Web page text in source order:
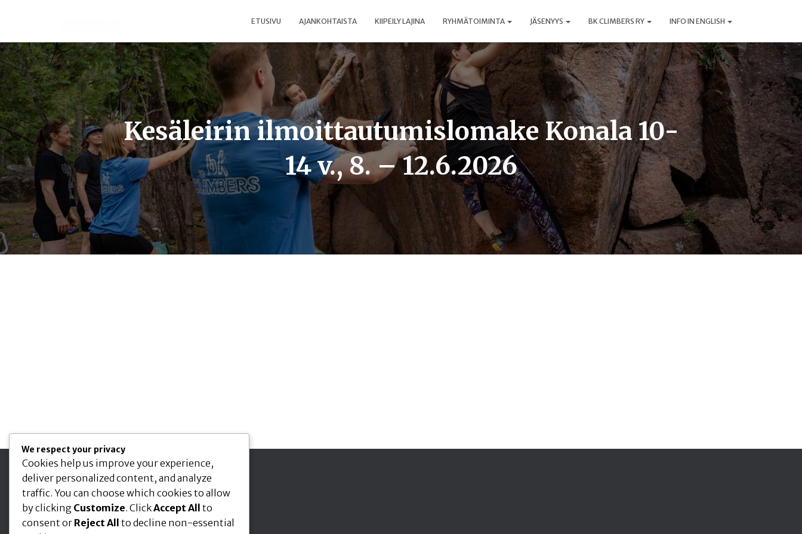
ETUSIVU AJANKOHTAISTA KIIPEILY LAJINA RYHMÄTOIMINTA JÄSENYYS BK CLIMBERS RY INFO IN ENGLISH
Kesäleirin ilmoittautumislomake Konala 10-
14 v., 8. – 12.6.2026
Seuraa meitä
We respect your privacy
Cookies help us improve your experience,
deliver personalized content, and analyze
traffic. You can choose which cookies to allow
by clicking Customize. ClickAccept All to
consent or Reject All to decline non-essential